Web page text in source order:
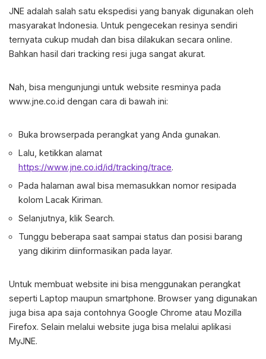
JNE adalah salah satu ekspedisi yang banyak digunakan oleh
masyarakat Indonesia. Untuk pengecekan resinya sendiri
ternyata cukup mudah dan bisa dilakukan secara online.
Bahkan hasil dari tracking resi juga sangat akurat.
Nah, bisa mengunjungi untuk website resminya pada
www.jne.co.id dengan cara di bawah ini:
Buka browserpada perangkat yang Anda gunakan.
Lalu, ketikkan alamat
https://www.jne.co.id/id/tracking/trace.
Pada halaman awal bisa memasukkan nomor resipada
kolom Lacak Kiriman.
Selanjutnya, klik Search.
Tunggu beberapa saat sampai status dan posisi barang
yang dikirim diinformasikan pada layar.
Untuk membuat website ini bisa menggunakan perangkat
seperti Laptop maupun smartphone. Browser yang digunakan
juga bisa apa saja contohnya Google Chrome atau Mozilla
Firefox. Selain melalui website juga bisa melalui aplikasi
MyJNE.